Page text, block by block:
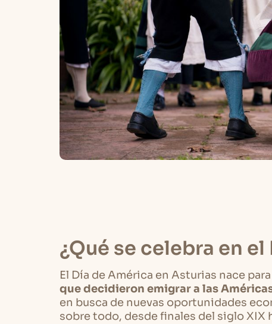
¿Qué se celebra en
El Día de América en Asturias nace para
que decidieron emigrar a las
en busca de nuevas oportunidades
sobre todo, desde finales del siglo XIX